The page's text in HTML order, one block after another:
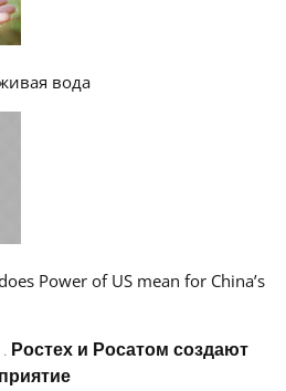
вода
Power of US mean for China’s
. Ростех и Росатом создают